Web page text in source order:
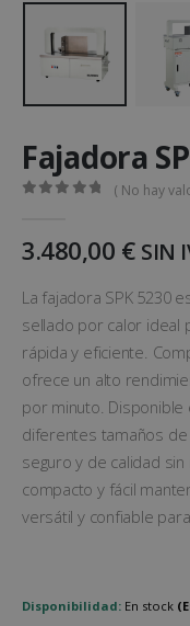
Fajadora
( No hay
3.480,00 € SIN
La fajadora SPK 5230
sellado por calor
rápida y eficiente.
ofrece un alto
por minuto.
diferentes tamaños
seguro y de calidad
compacto y fácil
versátil y confiable
Disponibilidad: En stock